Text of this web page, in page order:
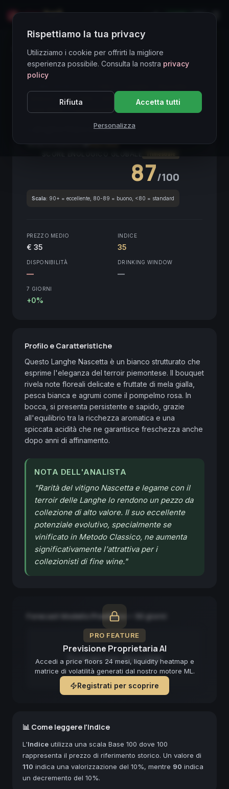
LIVE
Directory Vini
Piemonte
Spumante Potenziale
Collezionabile
Langhe Nascetta2021
Piemonte 2021
Nascetta
87/100
Scala: 90+ = eccellente, 80-89 = buono, <80 = standard
PREZZO MEDIO
€ 35
INDICE
35
DISPONIBILITÀ
—
DRINKING WINDOW
—
7 GIORNI
+0%
Profilo e Caratteristiche
Questo Langhe Nascetta è un bianco strutturato che
esprime l'eleganza del terroir piemontese. Il bouquet
rivela note floreali delicate e fruttate di mela gialla,
pesca bianca e agrumi come il pompelmo rosa. In
bocca, si presenta persistente e sapido, grazie
all'equilibrio tra la ricchezza aromatica e una
spiccata acidità che ne garantisce freschezza anche
dopo anni di affinamento.
NOTA DELL'ANALISTA
"Rarità del vitigno Nascetta e legame con il
terroir delle Langhe lo rendono un pezzo da
collezione di alto valore. Il suo eccellente
potenziale evolutivo, specialmente se
vinificato in Metodo Classico, ne aumenta
significativamente l'attrattiva per i
collezionisti di fine wine."
PRO FEATURE
Previsione Proprietaria AI
Accedi a price floors 24 mesi, liquidity heatmap e
matrice di volatilità generati dal nostro motore ML.
Registrati per scoprire
Forecast Modello Predittivo — 90 giorni
Forecast non disponibile
📊 Come leggere l'Indice
L'Indice utilizza una scala Base 100 dove 100
rappresenta il prezzo di riferimento storico. Un valore di
110 indica una valorizzazione del 10%, mentre 90 indica
un decremento del 10%.
Rispettiamo la tua privacy
Utilizziamo i cookie per offrirti la migliore
esperienza possibile. Consulta la nostra privacy
policy
Rifiuta Accetta tutti
Personalizza